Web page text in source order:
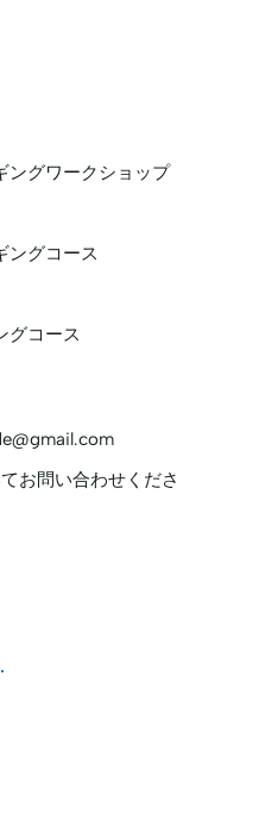
ングワークショップ
ングコース
グコース
お問い合わせくださ